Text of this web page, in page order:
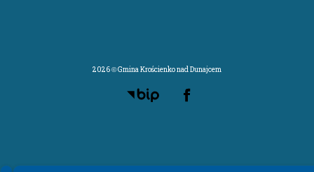
2026 © Gmina Krościenko nad Dunajcem
Spełniamy standardy WCAG 2.2
Spełniamy standardy W3C